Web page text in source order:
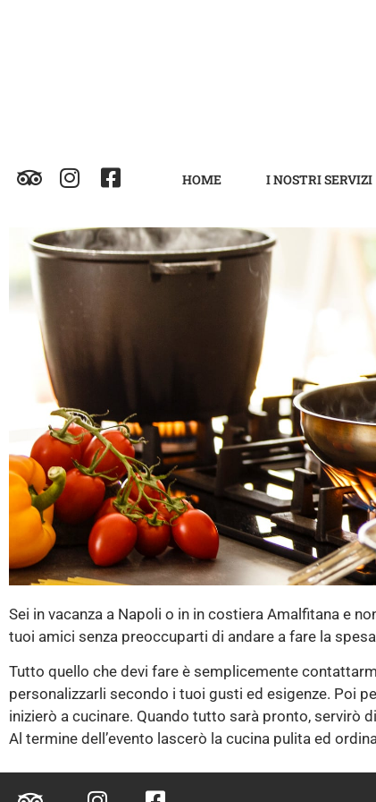
HOME I NOSTRI SERVIZI
CHEF A
DOMICILIO
Sei in vacanza a Napoli o in in costiera Amalfitana e
tuoi amici senza preoccuparti di andare a fare la
Tutto quello che devi fare è semplicemente
personalizzarli secondo i tuoi gusti ed esigenze. Poi
inizierò a cucinare. Quando tutto sarà pronto, servirò
Al termine dell’evento lascerò la cucina pulita ed